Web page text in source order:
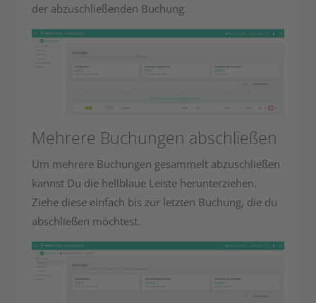
der abzuschließenden Buchung.
Mehrere Buchungen abschließen
Um mehrere Buchungen gesammelt abzuschließen
kannst Du die hellblaue Leiste herunterziehen.
Ziehe diese einfach bis zur letzten Buchung, die du
abschließen möchtest.